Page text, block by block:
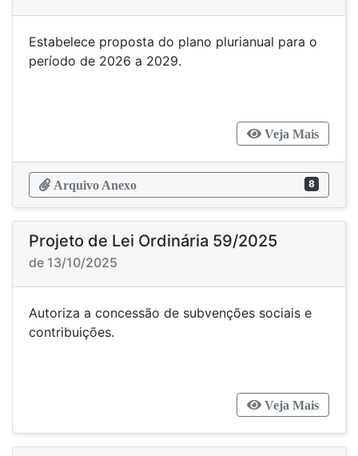
Estabelece proposta do plano plurianual para o
período de 2026 a 2029.
Veja Mais
Arquivo Anexo 8
Projeto de Lei Ordinária 59/2025
de 13/10/2025
Autoriza a concessão de subvenções sociais e
contribuições.
Veja Mais